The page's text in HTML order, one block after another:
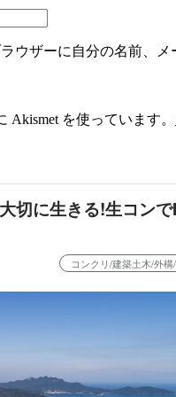
ウザーに自分の名前、メ
を使っています。